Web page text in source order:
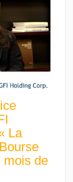
La
mois de